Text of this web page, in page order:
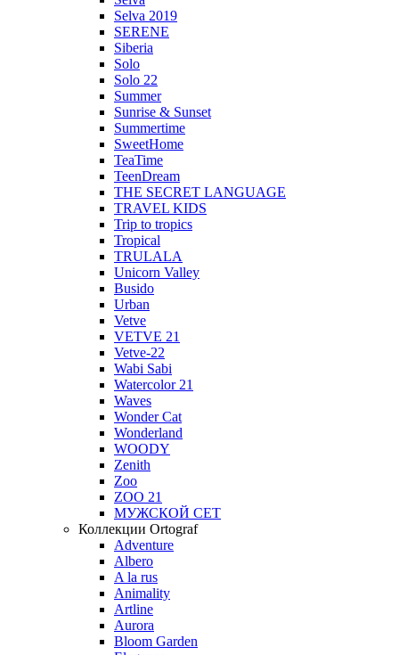
Selva 2019
SERENE
Siberia
Solo
Solo 22
Summer
Sunrise & Sunset
Summertime
SweetHome
TeaTime
TeenDream
THE SECRET LANGUAGE
TRAVEL KIDS
Trip to tropics
Tropical
TRULALA
Unicorn Valley
Busido
Urban
Vetve
VETVE 21
Vetve-22
Wabi Sabi
Watercolor 21
Waves
Wonder Cat
Wonderland
WOODY
Zenith
Zoo
ZOO 21
МУЖСКОЙ СЕТ
Коллекции Ortograf
Adventure
Albero
A la rus
Animality
Artline
Aurora
Bloom Garden